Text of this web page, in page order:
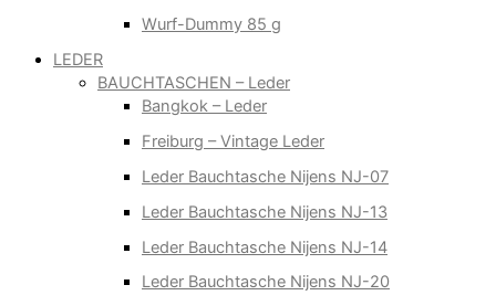
Wurf-Dummy 85 g
LEDER
BAUCHTASCHEN – Leder
Bangkok – Leder
Freiburg – Vintage Leder
Leder Bauchtasche Nijens NJ-07
Leder Bauchtasche Nijens NJ-13
Leder Bauchtasche Nijens NJ-14
Leder Bauchtasche Nijens NJ-20